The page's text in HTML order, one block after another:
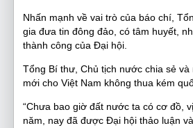
Nhấn mạnh về vai trò của báo chí,
gia đưa tin đông đảo, có tâm huyết,
thành công của Đại hội.
Tổng Bí thư, Chủ tịch nước chia sẻ
mới cho Việt Nam không thua kém
“Chưa bao giờ đất nước ta có cơ đồ,
năm, nay đã được Đại hội thảo luận